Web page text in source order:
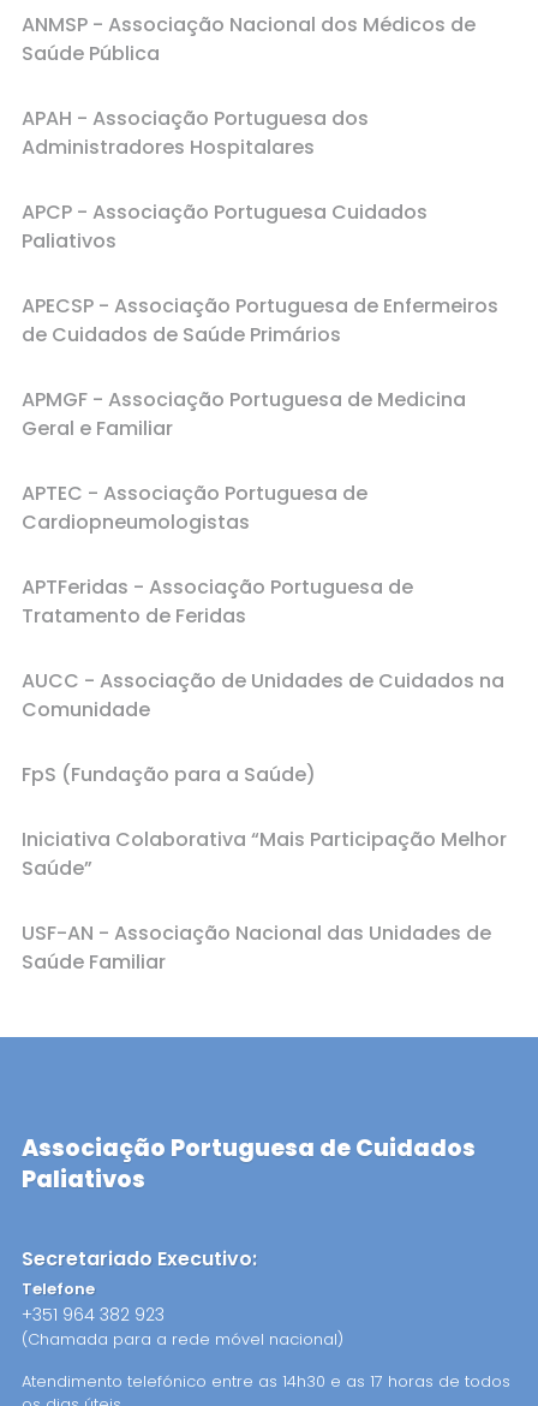
ANMSP - Associação Nacional dos Médicos de
Saúde Pública
APAH - Associação Portuguesa dos
Administradores Hospitalares
APCP - Associação Portuguesa Cuidados
Paliativos
APECSP - Associação Portuguesa de Enfermeiros
de Cuidados de Saúde Primários
APMGF - Associação Portuguesa de Medicina
Geral e Familiar
APTEC - Associação Portuguesa de
Cardiopneumologistas
APTFeridas - Associação Portuguesa de
Tratamento de Feridas
AUCC - Associação de Unidades de Cuidados na
Comunidade
FpS (Fundação para a Saúde)
Iniciativa Colaborativa “Mais Participação Melhor
Saúde”
USF-AN - Associação Nacional das Unidades de
Saúde Familiar
Associação Portuguesa de Cuidados
Paliativos
Secretariado Executivo:
Telefone
+351 964 382 923
(Chamada para a rede móvel nacional)
Atendimento telefónico entre as 14h30 e as 17 horas de todos